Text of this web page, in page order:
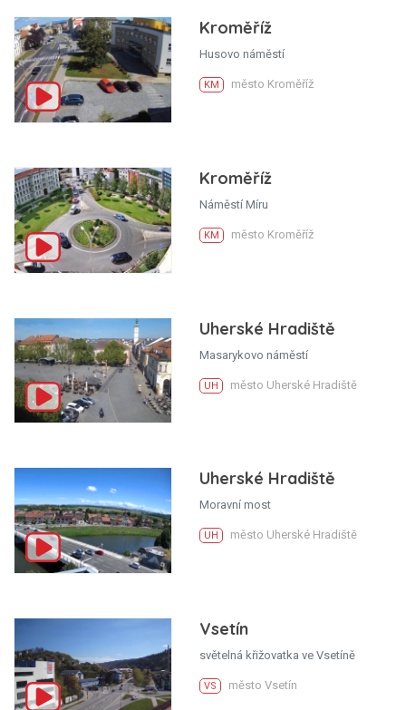
Kroměříž
Husovo náměstí
KM město Kroměříž
Kroměříž
Náměstí Míru
KM město Kroměříž
Uherské Hradiště
Masarykovo náměstí
UH město Uherské Hradiště
Uherské Hradiště
Moravní most
UH město Uherské Hradiště
Vsetín
světelná křižovatka ve Vsetíně
VS město Vsetín